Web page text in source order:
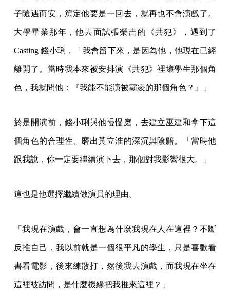
子隨遇而安，篤定他要是一回去，就再也不會演戲了。
大學畢業那年，他去面試張榮吉的《共犯》，遇到了
Casting 錢小琍，「我會留下來，是因為他，他現在已經
離開了。當時我本來被安排演《共犯》裡壞學生那個角
色，我就問他：『我能不能演被霸凌的那個角色？』」
於是開演前，錢小琍與他慢慢磨，去建立巫建和拿下這
個角色的合理性、磨出黃立淮的深沉與陰黯。「當時他
跟我說，你一定要繼續演下去，那個對我影響很大。」
這也是他選擇繼續做演員的理由。
「我現在演戲，會一直想為什麼我現在人在這裡？不斷
反推自己，我以前就是一個很平凡的學生，只是喜歡看
書看電影，後來練散打，然後我去演戲，而我現在坐在
這裡被訪問，是什麼機緣把我推來這裡？」